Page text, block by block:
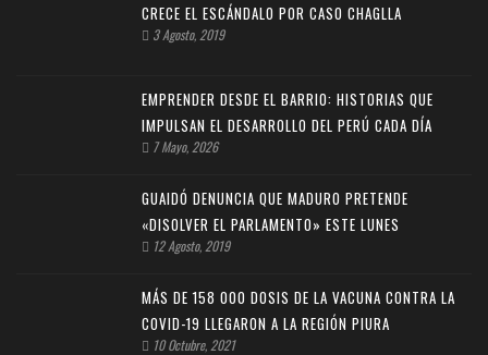
CRECE EL ESCÁNDALO POR CASO CHAGLLA
3 Agosto, 2019
EMPRENDER DESDE EL BARRIO: HISTORIAS QUE
IMPULSAN EL DESARROLLO DEL PERÚ CADA DÍA
7 Mayo, 2026
GUAIDÓ DENUNCIA QUE MADURO PRETENDE
«DISOLVER EL PARLAMENTO» ESTE LUNES
12 Agosto, 2019
MÁS DE 158 000 DOSIS DE LA VACUNA CONTRA LA
COVID-19 LLEGARON A LA REGIÓN PIURA
10 Octubre, 2021